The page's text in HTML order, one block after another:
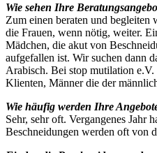
Wie sehen Ihre
Zum einen beraten und
die Frauen, wenn nötig, weiter.
Mädchen, die akut von
aufgefallen ist. Wir suchen dann
Arabisch. Bei stop mutilation
Klienten, Männer die der
Wie häufig werden Ihre
Sehr, sehr oft. Vergangenes
Beschneidungen werden oft von